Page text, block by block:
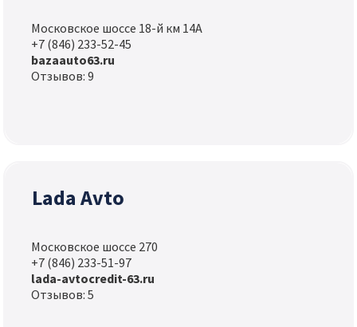
Московское шоссе 18-й км 14А
+7 (846) 233-52-45
bazaauto63.ru
Отзывов: 9
Lada Avto
Московское шоссе 270
+7 (846) 233-51-97
lada-avtocredit-63.ru
Отзывов: 5